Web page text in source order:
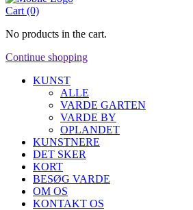
Cart (0)
No products in the cart.
Continue shopping
KUNST
ALLE
VARDE GARTEN
VARDE BY
OPLANDET
KUNSTNERE
DET SKER
KORT
BESØG VARDE
OM OS
KONTAKT OS